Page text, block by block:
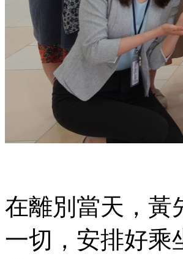
在離別當天，黃
一切，安排好乘